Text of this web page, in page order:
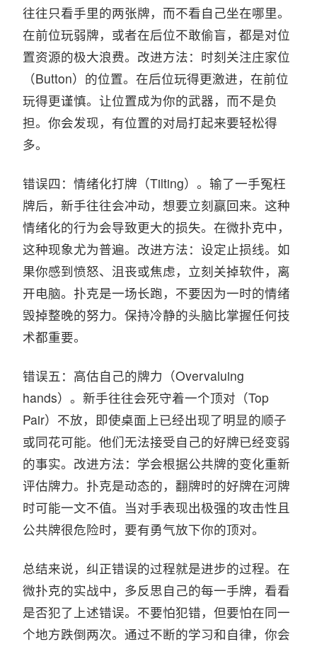
往往只看手里的两张牌，而不看自己坐在哪里。
在前位玩弱牌，或者在后位不敢偷盲，都是对位
置资源的极大浪费。改进方法：时刻关注庄家位
（Button）的位置。在后位玩得更激进，在前位
玩得更谨慎。让位置成为你的武器，而不是负
担。你会发现，有位置的对局打起来要轻松得
多。
错误四：情绪化打牌（Tilting）。输了一手冤枉
牌后，新手往往会冲动，想要立刻赢回来。这种
情绪化的行为会导致更大的损失。在微扑克中，
这种现象尤为普遍。改进方法：设定止损线。如
果你感到愤怒、沮丧或焦虑，立刻关掉软件，离
开电脑。扑克是一场长跑，不要因为一时的情绪
毁掉整晚的努力。保持冷静的头脑比掌握任何技
术都重要。
错误五：高估自己的牌力（Overvaluing
hands）。新手往往会死守着一个顶对（Top
Pair）不放，即使桌面上已经出现了明显的顺子
或同花可能。他们无法接受自己的好牌已经变弱
的事实。改进方法：学会根据公共牌的变化重新
评估牌力。扑克是动态的，翻牌时的好牌在河牌
时可能一文不值。当对手表现出极强的攻击性且
公共牌很危险时，要有勇气放下你的顶对。
总结来说，纠正错误的过程就是进步的过程。在
微扑克的实战中，多反思自己的每一手牌，看看
是否犯了上述错误。不要怕犯错，但要怕在同一
个地方跌倒两次。通过不断的学习和自律，你会